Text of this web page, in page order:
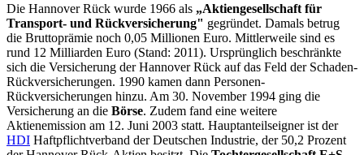
Die Hannover Rück wurde 1966 als „Aktiengesellschaft für
Transport- und Rückversicherung" gegründet. Damals betrug
die Bruttoprämie noch 0,05 Millionen Euro. Mittlerweile sind es
rund 12 Milliarden Euro (Stand: 2011). Ursprünglich beschränkte
sich die Versicherung der Hannover Rück auf das Feld der Schaden-
Rückversicherungen. 1990 kamen dann Personen-
Rückversicherungen hinzu. Am 30. November 1994 ging die
Versicherung an die Börse. Zudem fand eine weitere
Aktienemission am 12. Juni 2003 statt. Hauptanteilseigner ist der
HDI Haftpflichtverband der Deutschen Industrie, der 50,2 Prozent